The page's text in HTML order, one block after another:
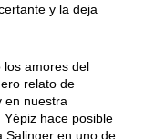
y la deja
los amores del
relato de
en nuestra
hace posible
Salinger en uno de